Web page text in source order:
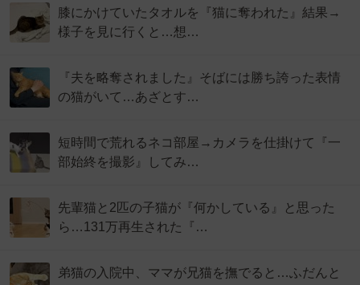
膝にかけていたタオルを『猫に奪われた』結果→
様子を見に行くと…想…
『夫を略奪されました』そばには勝ち誇った表情
の猫がいて…あざとす…
短時間で荒れるネコ部屋→カメラを仕掛けて『一
部始終を撮影』してみ…
先輩猫と2匹の子猫が『何かしている』と思った
ら…131万再生された『…
弟猫の入院中、ママが兄猫を撫でると…ふだんと